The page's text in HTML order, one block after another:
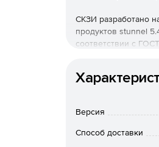
СКЗИ разработано
продуктов stunnel
соответствии с
СКЗИ «МагПро
Версия
Способ доставки